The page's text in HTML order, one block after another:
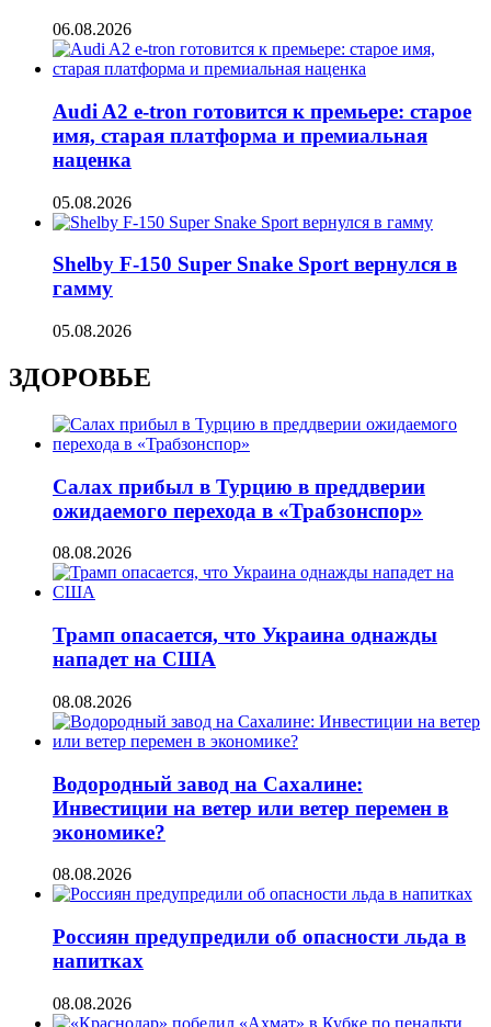
06.08.2026
Audi A2 e-tron готовится к премьере: старое
имя, старая платформа и премиальная
наценка
05.08.2026
Shelby F-150 Super Snake Sport вернулся в
гамму
05.08.2026
ЗДОРОВЬЕ
Салах прибыл в Турцию в преддверии
ожидаемого перехода в «Трабзонспор»
08.08.2026
Трамп опасается, что Украина однажды
нападет на США
08.08.2026
Водородный завод на Сахалине:
Инвестиции на ветер или ветер перемен в
экономике?
08.08.2026
Россиян предупредили об опасности льда в
напитках
08.08.2026